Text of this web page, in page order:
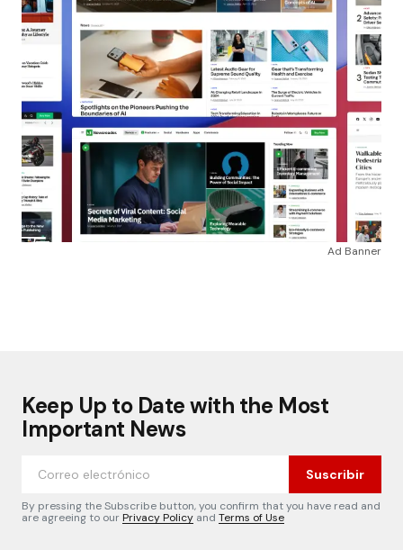
Ad Banner
Keep Up to Date with the Most
Important News
Suscribir
By pressing the Subscribe button, you confirm that you have read and
are agreeing to ourPrivacy Policy and Terms of Use